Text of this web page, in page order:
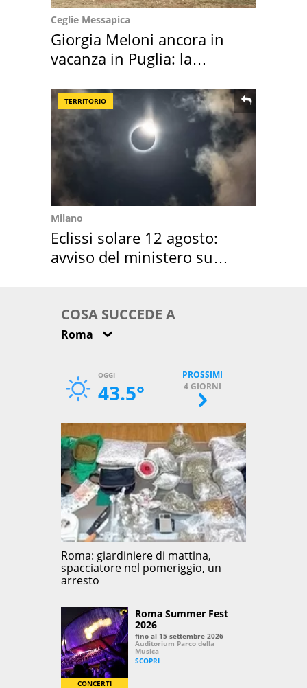
Ceglie Messapica
Giorgia Meloni ancora in
vacanza in Puglia: la
TERRITORIO
Milano
Eclissi solare 12 agosto:
avviso del ministero su